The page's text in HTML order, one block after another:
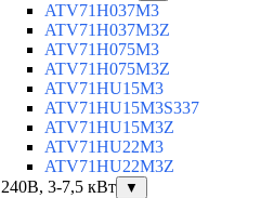
ATV71H037M3
ATV71H037M3Z
ATV71H075M3
ATV71H075M3Z
ATV71HU15M3
ATV71HU15M3S337
ATV71HU15M3Z
ATV71HU22M3
ATV71HU22M3Z
240В, 3-7,5 кВт
▼